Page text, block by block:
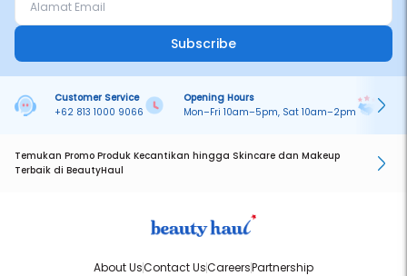
Subscribe
Customer Service
+62 813 1000 9066
Opening Hours
Mon–Fri 10am–5pm, Sat 10am–2pm
Temukan Promo Produk Kecantikan hingga Skincare dan Makeup
Terbaik di BeautyHaul
About UsContact UsCareersPartnership